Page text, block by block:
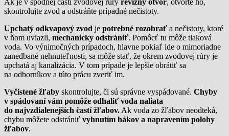
Ak je v spodnej časti zvodovej rúry revízny otvor, otvorte ho,
skontrolujte zvod a odstráňte prípadné nečistoty.
Upchatý odkvapový zvod je potrebné rozobraťa nečistoty, ktoré
v ňom uviazli, mechanicky odstrániť. Pomôcť tu môže tlaková
voda. Vo výnimočných prípadoch, hlavne pokiaľ ide o mimoriadne
zanedbané nehnuteľnosti, sa môže stať, že okrem zvodovej rúry je
upchatá aj kanalizácia. V tom prípade je lepšie obrátiť sa
na odborníkov a túto prácu zveriť im.
Vyčistené žľaby skontrolujte, či sú správne vyspádované. Chyby
v spádovaní vám pomôže odhaliť voda naliata
do najvzdialenejších častí žľabov. Ak voda zo žľabov neodteká,
chybu môžete odstrániť vyhnutím hákov a napravením polohy
žľabov.